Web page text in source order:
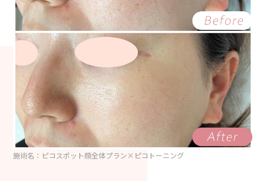
施術名：ピコスポット顔全体プラン×ピコトーニング